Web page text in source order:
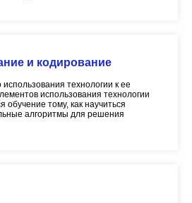
и кодирование
технологии к ее
использования технологии
обучение тому, как научиться
алгоритмы для решения